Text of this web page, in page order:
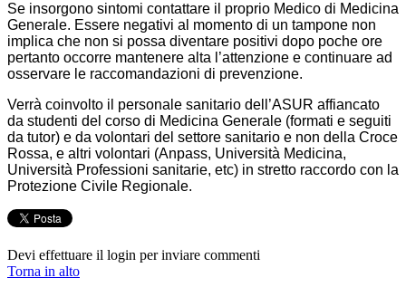
Se insorgono sintomi contattare il proprio Medico di Medicina
Generale. Essere negativi al momento di un tampone non
implica che non si possa diventare positivi dopo poche ore
pertanto occorre mantenere alta l’attenzione e continuare ad
osservare le raccomandazioni di prevenzione.
Verrà coinvolto il personale sanitario dell’ASUR affiancato
da studenti del corso di Medicina Generale (formati e seguiti
da tutor) e da volontari del settore sanitario e non della Croce
Rossa, e altri volontari (Anpass, Università Medicina,
Università Professioni sanitarie, etc) in stretto raccordo con la
Protezione Civile Regionale.
Devi effettuare il login per inviare commenti
Torna in alto